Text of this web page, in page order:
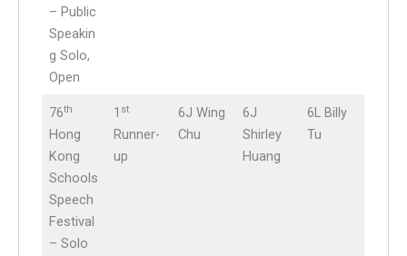
– Public
Speakin
g Solo,
Open
76th
Hong
Kong
Schools
Speech
Festival
– Solo
1 st
Runner-
up
6J Wing
Chu
6J
Shirley
Huang
6L Billy
Tu